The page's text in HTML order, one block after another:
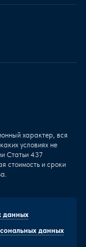
характер, вся
условиях не
Статьи 437
стоимость и сроки
данных
данных